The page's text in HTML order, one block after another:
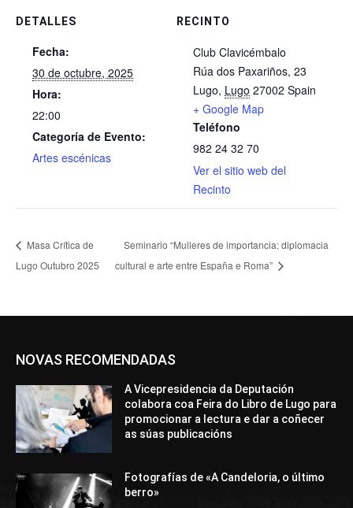
DETALLES
Fecha:
30 de octubre, 2025
Hora:
22:00
Categoría de Evento:
Artes escénicas
RECINTO
Club Clavicémbalo
Rúa dos Paxariños, 23
Lugo, Lugo 27002 Spain
+ Google Map
Teléfono
982 24 32 70
Ver el sitio web del
Recinto
Masa Crítica de
Lugo Outubro 2025
Seminario “Mulleres de importancia: diplomacia
cultural e arte entre España e Roma”
NOVAS RECOMENDADAS
A Vicepresidencia da Deputación
colabora coa Feira do Libro de Lugo para
promocionar a lectura e dar a coñecer
as súas publicacións
Fotografías de «A Candeloria, o último
berro»